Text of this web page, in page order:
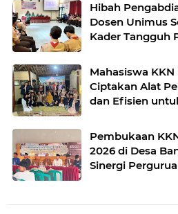
Hibah
Dosen Unimus
Kader Tangguh
Mahasiswa KKN
Ciptakan Alat
dan Efisien
Pembukaan
2026 di Desa
Sinergi